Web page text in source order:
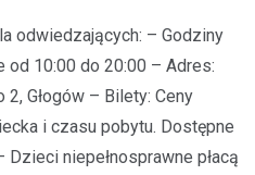
odwiedzających: – Godziny
od 10:00 do 20:00 – Adres:
2, Głogów – Bilety: Ceny
i czasu pobytu. Dostępne
niepełnosprawne płacą